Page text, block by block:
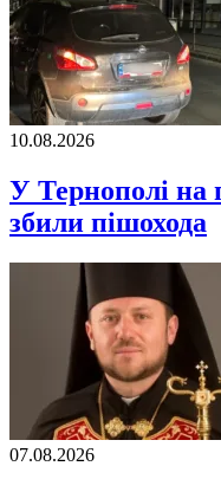
10.08.2026
У Тернополі на
збили пішохода
07.08.2026